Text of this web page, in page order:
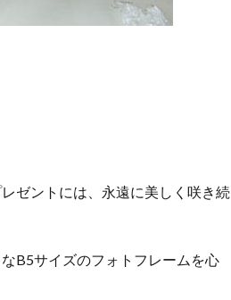
ゼントには、永遠に美しく咲き続
B5サイズのフォトフレームを心